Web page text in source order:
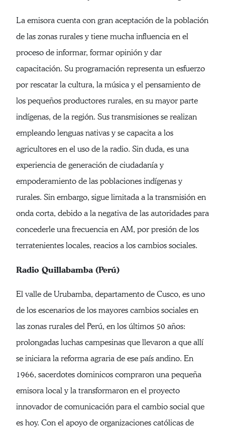
La emisora cuenta con gran aceptación de la población
de las zonas rurales y tiene mucha influencia en el
proceso de informar, formar opinión y dar
capacitación. Su programación representa un esfuerzo
por rescatar la cultura, la música y el pensamiento de
los pequeños productores rurales, en su mayor parte
indígenas, de la región. Sus transmisiones se realizan
empleando lenguas nativas y se capacita a los
agricultores en el uso de la radio. Sin duda, es una
experiencia de generación de ciudadanía y
empoderamiento de las poblaciones indígenas y
rurales. Sin embargo, sigue limitada a la transmisión en
onda corta, debido a la negativa de las autoridades para
concederle una frecuencia en AM, por presión de los
terratenientes locales, reacios a los cambios sociales.
Radio Quillabamba (Perú)
El valle de Urubamba, departamento de Cusco, es uno
de los escenarios de los mayores cambios sociales en
las zonas rurales del Perú, en los últimos 50 años:
prolongadas luchas campesinas que llevaron a que allí
se iniciara la reforma agraria de ese país andino. En
1966, sacerdotes dominicos compraron una pequeña
emisora local y la transformaron en el proyecto
innovador de comunicación para el cambio social que
es hoy. Con el apoyo de organizaciones católicas de